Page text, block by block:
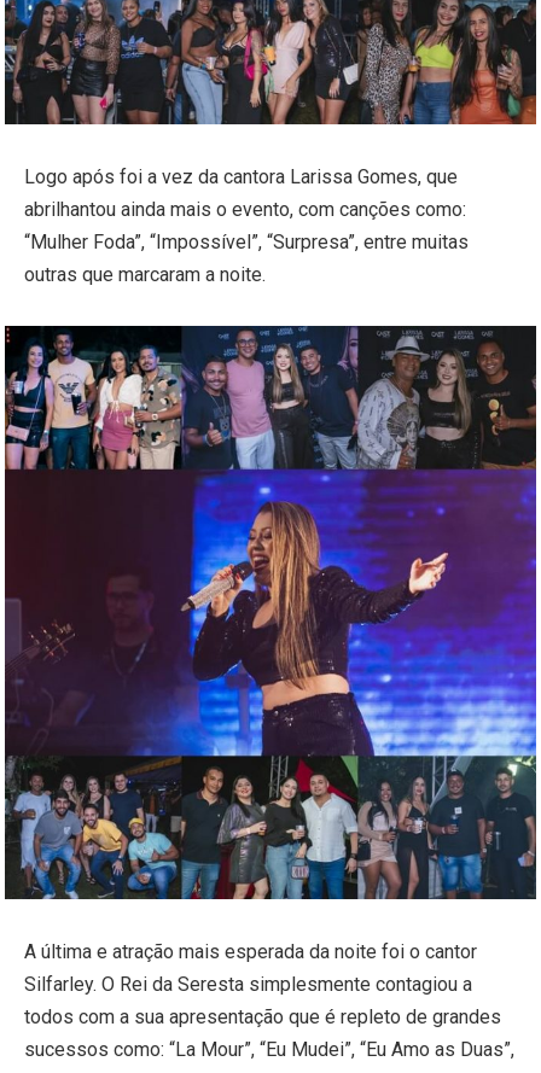
Logo após foi a vez da cantora Larissa Gomes, que
abrilhantou ainda mais o evento, com canções como:
“Mulher Foda”, “Impossível”, “Surpresa”, entre muitas
outras que marcaram a noite.
A última e atração mais esperada da noite foi o cantor
Silfarley. O Rei da Seresta simplesmente contagiou a
todos com a sua apresentação que é repleto de grandes
sucessos como: “La Mour”, “Eu Mudei”, “Eu Amo as Duas”,